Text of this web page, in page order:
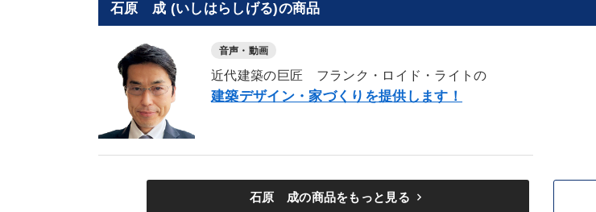
石原 成 (いしはらしげる)の商品
音声・動画
近代建築の巨匠 フランク・ロイド・ライトの
建築デザイン・家づくりを提供します！
石原 成の商品をもっと見る keyboard_arrow_right